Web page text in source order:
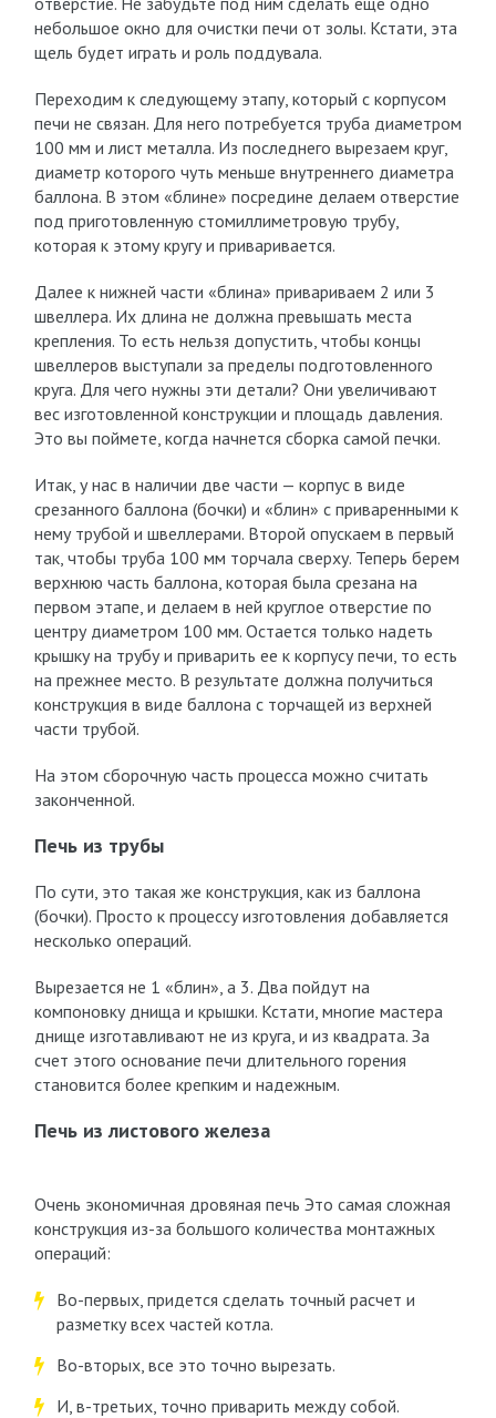
небольшое окно для очистки печи от золы. Кстати, эта
щель будет играть и роль поддувала.
Переходим к следующему этапу, который с корпусом
печи не связан. Для него потребуется труба диаметром
100 мм и лист металла. Из последнего вырезаем круг,
диаметр которого чуть меньше внутреннего диаметра
баллона. В этом «блине» посредине делаем отверстие
под приготовленную стомиллиметровую трубу,
которая к этому кругу и приваривается.
Далее к нижней части «блина» привариваем 2 или 3
швеллера. Их длина не должна превышать места
крепления. То есть нельзя допустить, чтобы концы
швеллеров выступали за пределы подготовленного
круга. Для чего нужны эти детали? Они увеличивают
вес изготовленной конструкции и площадь давления.
Это вы поймете, когда начнется сборка самой печки.
Итак, у нас в наличии две части — корпус в виде
срезанного баллона (бочки) и «блин» с приваренными к
нему трубой и швеллерами. Второй опускаем в первый
так, чтобы труба 100 мм торчала сверху. Теперь берем
верхнюю часть баллона, которая была срезана на
первом этапе, и делаем в ней круглое отверстие по
центру диаметром 100 мм. Остается только надеть
крышку на трубу и приварить ее к корпусу печи, то есть
на прежнее место. В результате должна получиться
конструкция в виде баллона с торчащей из верхней
части трубой.
На этом сборочную часть процесса можно считать
законченной.
Печь из трубы
По сути, это такая же конструкция, как из баллона
(бочки). Просто к процессу изготовления добавляется
несколько операций.
Вырезается не 1 «блин», а 3. Два пойдут на
компоновку днища и крышки. Кстати, многие мастера
днище изготавливают не из круга, и из квадрата. За
счет этого основание печи длительного горения
становится более крепким и надежным.
Печь из листового железа
Очень экономичная дровяная печь Это самая сложная
конструкция из-за большого количества монтажных
операций:
Во-первых, придется сделать точный расчет и
разметку всех частей котла.
Во-вторых, все это точно вырезать.
И, в-третьих, точно приварить между собой.